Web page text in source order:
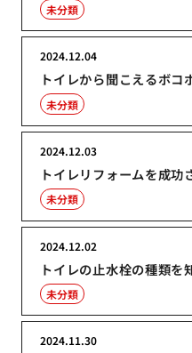
未分類
トイレから聞こえるボコ
2024.12.04
未分類
トイレリフォームを成功
2024.12.03
未分類
トイレの止水栓の種類を
2024.12.02
未分類
2024.11.30